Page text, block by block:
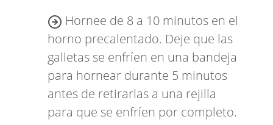
Hornee de 8 a 10 minutos en el
horno precalentado. Deje que las
galletas se enfríen en una bandeja
para hornear durante 5 minutos
antes de retirarlas a una rejilla
para que se enfríen por completo.